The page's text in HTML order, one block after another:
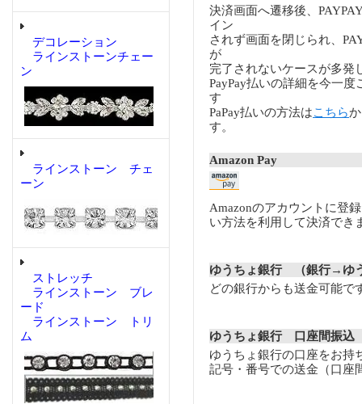
デコレーション
ラインストーンチェー
ン
ラインストーン チェ
ーン
ストレッチ
ラインストーン ブレ
ード
ラインストーン トリ
ム
決済画面へ遷移後、
イン
されず画面を閉じられ、
が
完了されないケースが多発
PayPay払いの詳細を今一度
す
PaPay払いの方法はこちら
す。
Amazon Pay
Amazonのアカウントに登
い方法を利用して決済でき
ゆうちょ銀行 （銀行→ゆ
どの銀行からも送金可能で
ゆうちょ銀行 口座間振込
ゆうちょ銀行の口座をお持
記号・番号での送金（口座